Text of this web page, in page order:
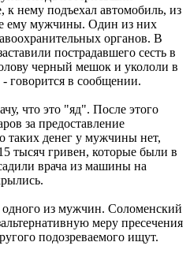
нему подъехал автомобиль, из
ему мужчины. Один из них
органов. В
пострадавшего сесть в
черный мешок и укололи в
говорится в сообщении.
что это "яд". После этого
за предоставление
таких денег у мужчины нет,
тысяч гривен, которые были в
врача из машины на
из мужчин. Соломенский
меру пресечения
подозреваемого ищут.